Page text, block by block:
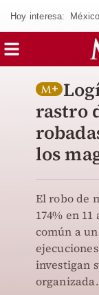
Hoy interesa:
rastro
los
El robo de
174% en
común a
investigan
organizada.